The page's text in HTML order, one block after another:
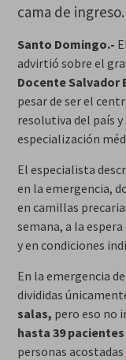
cama de ingreso.
Santo Domingo.-
advirtió sobre el
Docente Salvador
pesar de ser el
resolutiva del país y
especialización
El especialista
en la emergencia,
en camillas
semana, a la
y en condiciones
En la emergencia
divididas
salas, pero eso no
hasta 39 pacientes
personas